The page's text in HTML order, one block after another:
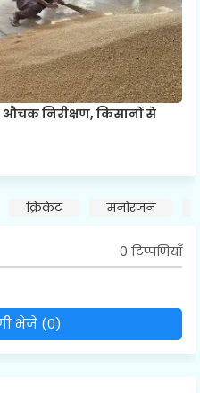
औचक निरीक्षण, किसानों से
क्रिकेट मनोरंजन
0 टिप्पणियाँ
भेजें (0)